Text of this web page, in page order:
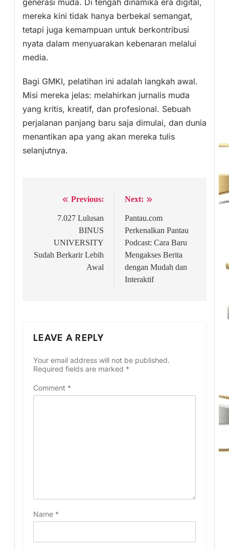
generasi muda. Di tengah dinamika era digital,
mereka kini tidak hanya berbekal semangat,
tetapi juga kemampuan untuk berkontribusi
nyata dalam menyuarakan kebenaran melalui
media.
Bagi GMKI, pelatihan ini adalah langkah awal.
Misi mereka jelas: melahirkan jurnalis muda
yang kritis, kreatif, dan profesional. Sebuah
perjalanan panjang baru saja dimulai, dan dunia
menantikan apa yang akan mereka tulis
selanjutnya.
navigation
Previous:
7.027 Lulusan
BINUS
UNIVERSITY
Sudah Berkarir Lebih
Awal
Next:
Pantau.com
Perkenalkan Pantau
Podcast: Cara Baru
Mengakses Berita
dengan Mudah dan
Interaktif
LEAVE A REPLY
Your email address will not be published.
Required fields are marked *
Comment *
Name *